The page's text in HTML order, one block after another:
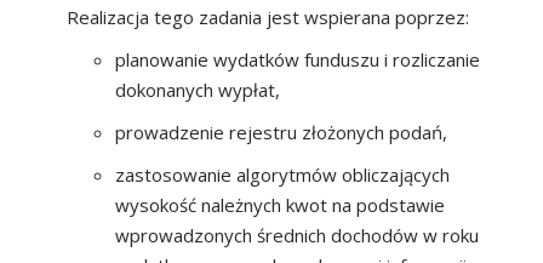
Realizacja tego zadania jest wspierana poprzez:
planowanie wydatków funduszu i rozliczanie
dokonanych wypłat,
prowadzenie rejestru złożonych podań,
zastosowanie algorytmów obliczających
wysokość należnych kwot na podstawie
wprowadzonych średnich dochodów w roku